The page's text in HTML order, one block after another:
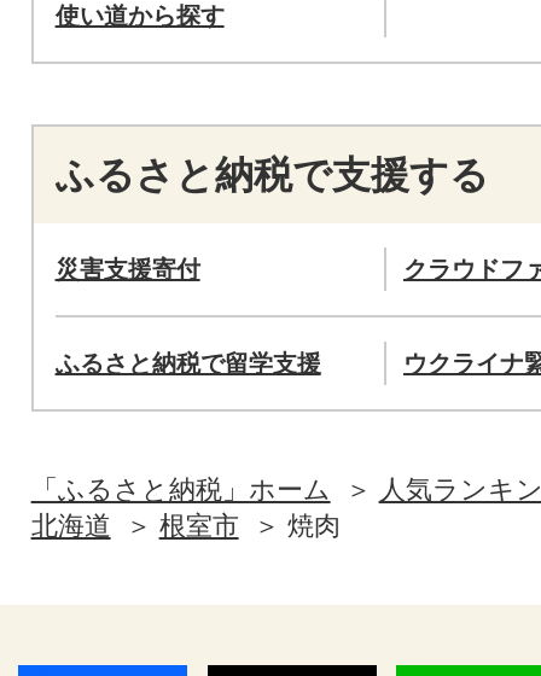
使い道から探す
ふるさと納税で支援する
災害支援寄付 クラウドフ
ふるさと納税で留学支援 ウクライナ
「ふるさと納税」ホーム
人気ランキ
北海道
根室市 焼肉